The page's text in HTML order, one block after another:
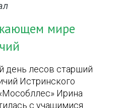
мире
день лесов старший
Истринского
Ирина
с учащимися